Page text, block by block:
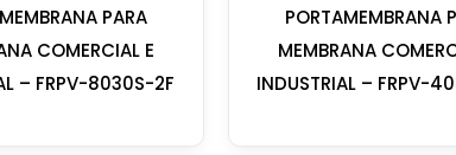
PARA
COMERCIAL E
– FRPV-8030S-2F
PORTAMEMBRANA
MEMBRANA
INDUSTRIAL – FRPV-